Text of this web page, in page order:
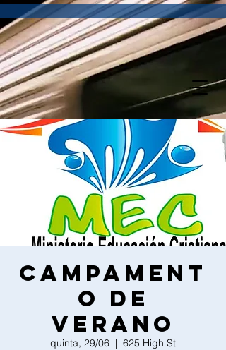
Campament
o de
Verano
quinta, 29/06
  |
625 High St